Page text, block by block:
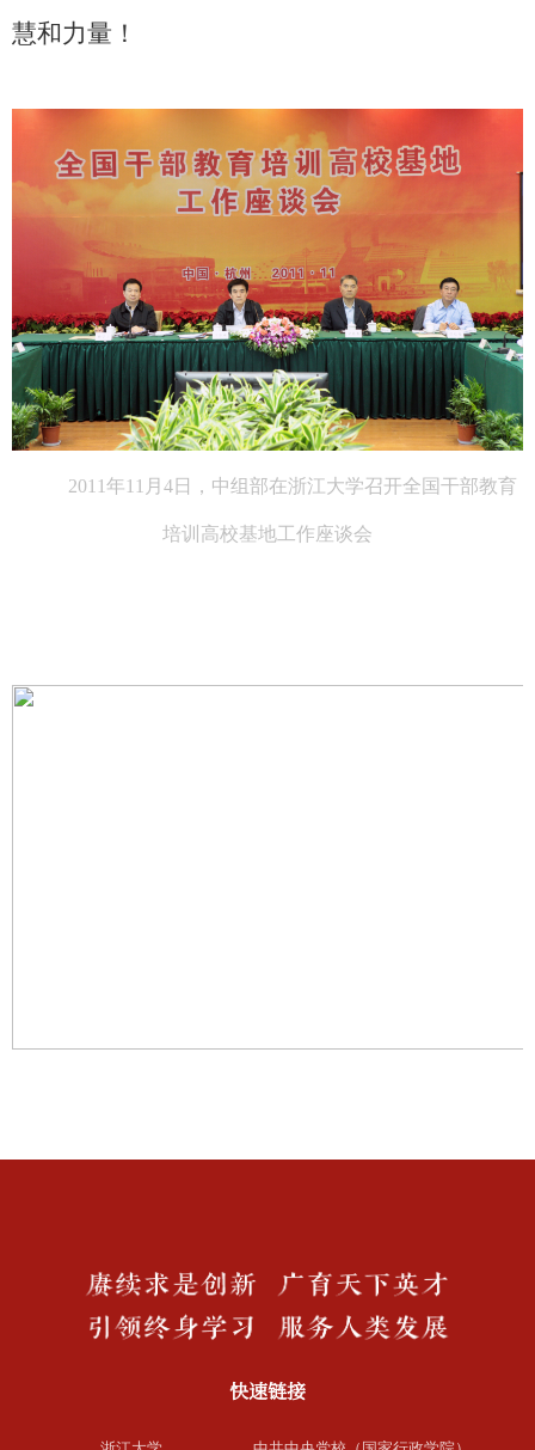
慧和力量！
2011年11月4日，中组部在浙江大学召开全国干部教育
培训高校基地工作座谈会
快速链接